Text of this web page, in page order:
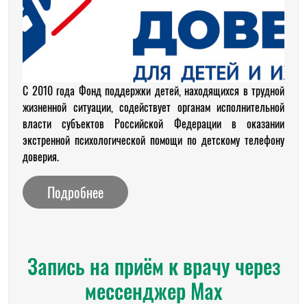
С 2010 года Фонд поддержки детей, находящихся в трудной
жизненной ситуации, содействует органам исполнительной
власти субъектов Российской Федерации в оказании
экстренной психологической помощи по детскому телефону
доверия.
Подробнее
Запись на приём к врачу через
мессенджер Max